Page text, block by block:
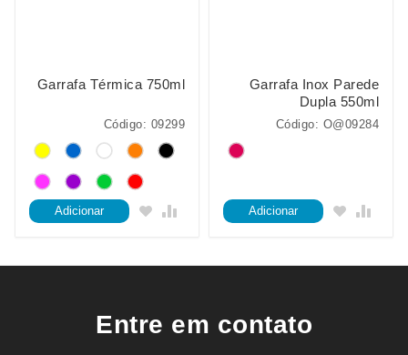
Garrafa Térmica 750ml
Código: 09299
Adicionar
Garrafa Inox Parede
Dupla 550ml
Código: O@09284
Adicionar
Entre em contato